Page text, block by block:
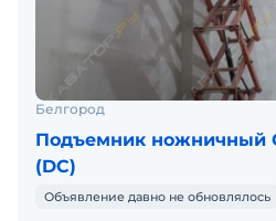
Белгород
Подъемник ножничный
(DC)
Объявление давно не обновлялось